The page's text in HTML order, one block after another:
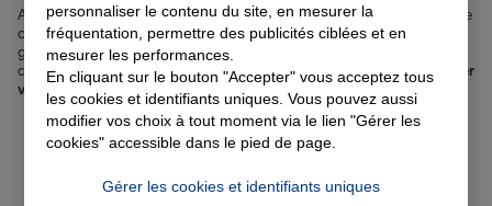
Avec plus de 20 000 habitants, Montigny-les-Cormeilles est une ville
où il fait bon vivre entre espaces verts, commerces de proximité et
grands axes routiers. C'est aussi une commune où les risques du
quotidien existent, rendant l'assurance indispensable pour préserver
votre sérénité
. Contactez-nous pour en savoir plus sur nos offres !
Votre assurance auto, moto
ou scooter à Montigny-les-
personnaliser le contenu du site, en mesurer la
fréquentation, permettre des publicités ciblées et en
mesurer les performances.
En cliquant sur le bouton "Accepter" vous acceptez tous
les cookies et identifiants uniques. Vous pouvez aussi
modifier vos choix à tout moment via le lien "Gérer les
cookies" accessible dans le pied de page.
Gérer les cookies et identifiants uniques